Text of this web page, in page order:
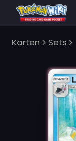
Karten Sets